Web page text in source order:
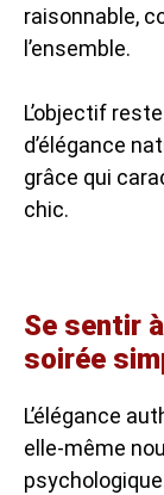
raisonnable,
l’ensemble.
L’objectif
d’élégance
grâce qui
chic.
Se sentir
soirée
L’élégance
elle-même